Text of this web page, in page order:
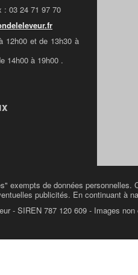
03 24 71 97 70
12h00 et de 13h30 à
14h00 à 19h00 .
exempts de données
publicités. En continuant à
- SIREN 787 120 609 - Images